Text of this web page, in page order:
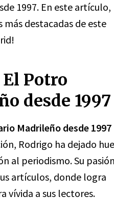
1997. En este artículo,
destacadas de este
Potro
desde 1997
Madrileño desde 1997
Rodrigo ha dejado
al periodismo. Su pasión
artículos, donde logra
vívida a sus lectores.